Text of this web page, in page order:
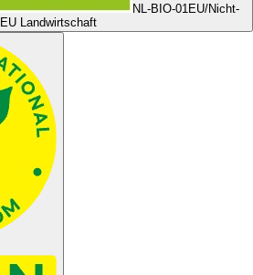
NL-BIO-01 EU/Nicht-
EU Landwirtschaft